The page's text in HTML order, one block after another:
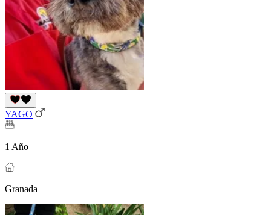
YAGO
1 Año
Granada